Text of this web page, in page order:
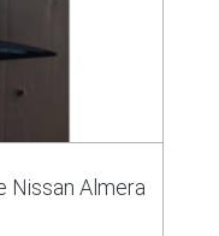
Nissan Almera